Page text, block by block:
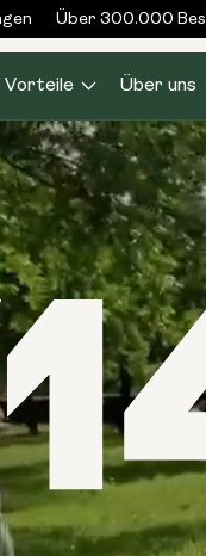
Über 300.000
Vorteile Über uns